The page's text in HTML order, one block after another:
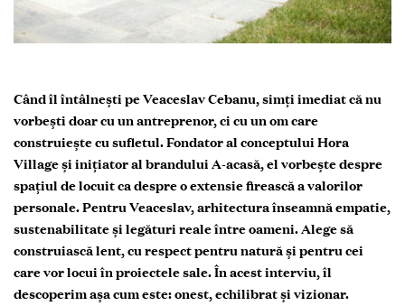
Când îl întâlnești pe Veaceslav Cebanu, simți imediat că nu
vorbești doar cu un antreprenor, ci cu un om care
construiește cu sufletul. Fondator al conceptului Hora
Village și inițiator al brandului A-acasă, el vorbește despre
spațiul de locuit ca despre o extensie firească a valorilor
personale. Pentru Veaceslav, arhitectura înseamnă empatie,
sustenabilitate și legături reale între oameni. Alege să
construiască lent, cu respect pentru natură și pentru cei
care vor locui în proiectele sale. În acest interviu, îl
descoperim așa cum este: onest, echilibrat și vizionar.